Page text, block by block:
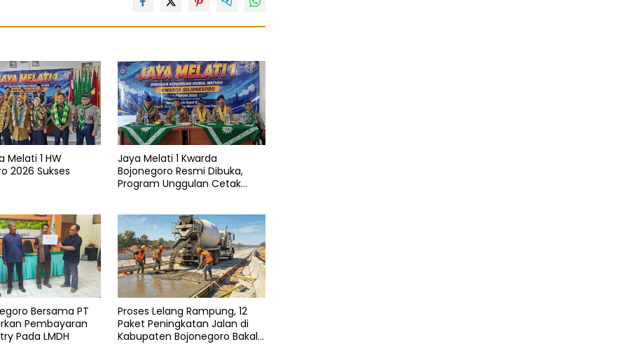
Melati 1 HW
2026 Sukses
Jaya Melati 1 Kwarda
Bojonegoro Resmi Dibuka,
Program Unggulan Cetak
Bersama PT
Pembayaran
Pada LMDH
Proses Lelang Rampung, 12
Paket Peningkatan Jalan di
Kabupaten Bojonegoro Bakal